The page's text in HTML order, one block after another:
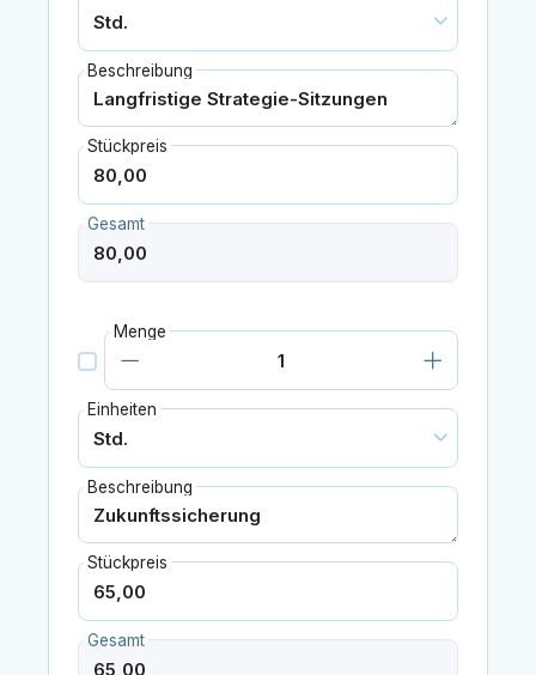
Beschreibung
Stückpreis
Gesamt
Menge
Einheiten
Beschreibung
Stückpreis
Gesamt